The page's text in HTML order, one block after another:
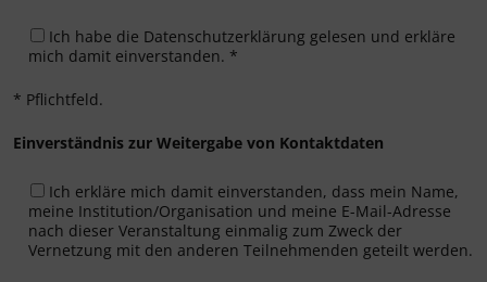
Ich habe die Datenschutzerklärung gelesen und erkläre
mich damit einverstanden. *
* Pflichtfeld.
Einverständnis zur Weitergabe von Kontaktdaten
Ich erkläre mich damit einverstanden, dass mein Name,
meine Institution/Organisation und meine E-Mail-Adresse
nach dieser Veranstaltung einmalig zum Zweck der
Vernetzung mit den anderen Teilnehmenden geteilt werden.